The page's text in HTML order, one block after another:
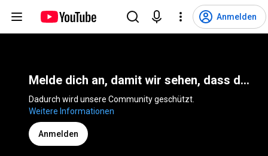
Anmelden
Melde dich an, damit wir sehen, dass du kein Bot bist
Weitere Informationen
Anmelden